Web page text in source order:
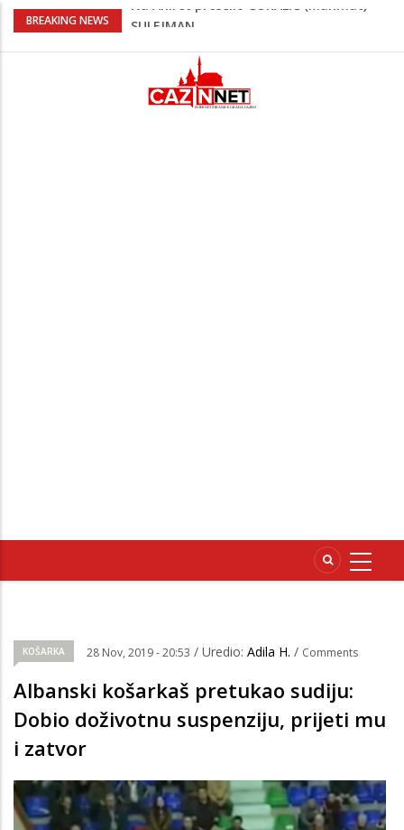
BREAKING NEWS
Kafa, umjetnost i Alajbegović: Juventus
Poznat termin dženaze NADAREVIĆ
Na Ahiret preselila SAMARDŽIĆ (rođ.
KOŠARKA 28 Nov, 2019 - 20:53 / Uredio: Adila H. / Comments
Albanski košarkaš pretukao sudiju:
Dobio doživotnu suspenziju, prijeti mu
i zatvor